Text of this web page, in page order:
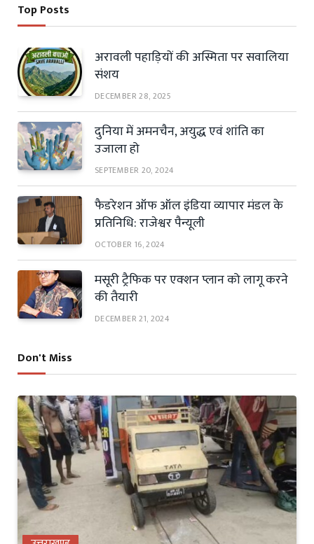
Top Posts
अरावली पहाड़ियों की अस्मिता पर सवालिया
संशय
DECEMBER 28, 2025
दुनिया में अमनचैन, अयुद्ध एवं शांति का
उजाला हो
SEPTEMBER 20, 2024
फैडरेशन ऑफ ऑल इंडिया व्यापार मंडल के
प्रतिनिधि: राजेश्वर पैन्यूली
OCTOBER 16, 2024
मसूरी ट्रैफिक पर एक्शन प्लान को लागू करने
की तैयारी
DECEMBER 21, 2024
Don't Miss